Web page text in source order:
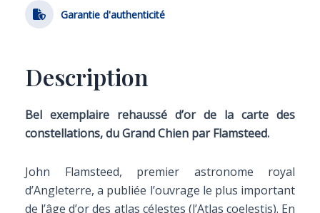
Garantie d'authenticité
Description
Bel exemplaire rehaussé d’or de la carte des
constellations, du Grand Chien par Flamsteed.
John Flamsteed, premier astronome royal
d’Angleterre, a publiée l’ouvrage le plus important
de l’âge d’or des atlas célestes (l’Atlas coelestis). En